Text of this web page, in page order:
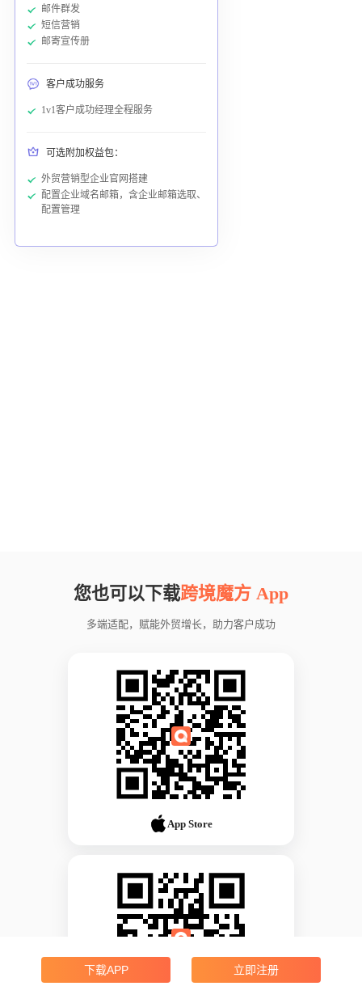
邮件群发
短信营销
邮寄宣传册
客户成功服务
1v1客户成功经理全程服务
可选附加权益包：
外贸营销型企业官网搭建
配置企业域名邮箱，含企业邮箱选取、
配置管理
您也可以下载跨境魔方 App
多端适配，赋能外贸增长，助力客户成功
App Store
下载APP 立即注册